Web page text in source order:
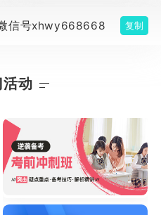
信号xhwy668668 复制
动